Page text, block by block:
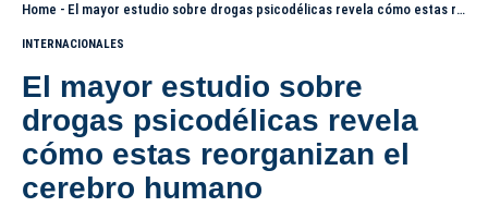
Home - El mayor estudio sobre drogas psicodélicas revela cómo estas reorganizan el cerebro humano
INTERNACIONALES
El mayor estudio sobre
drogas psicodélicas revela
cómo estas reorganizan el
cerebro humano